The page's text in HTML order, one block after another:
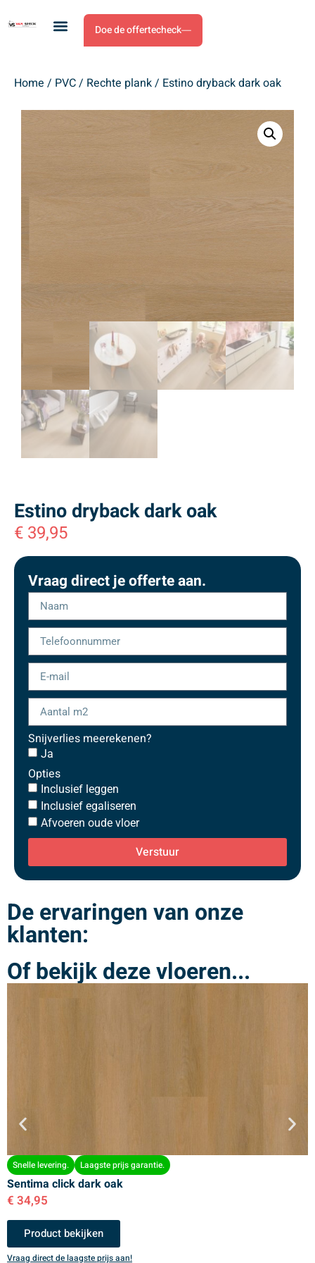
Doe de offertecheck
Home / PVC/ Rechte plank/ Estino dryback dark oak
Estino dryback dark oak
€ 39,95
Vraag direct je offerte aan.
Snijverlies meerekenen?
Ja
Opties
Inclusief leggen
Inclusief egaliseren
Afvoeren oude vloer
Verstuur
De ervaringen van onze
klanten:
Of bekijk deze vloeren...
Snelle levering. Laagste prijs garantie.
Sentima click dark oak
€ 34,95
Product bekijken
Vraag direct de laagste prijs aan!